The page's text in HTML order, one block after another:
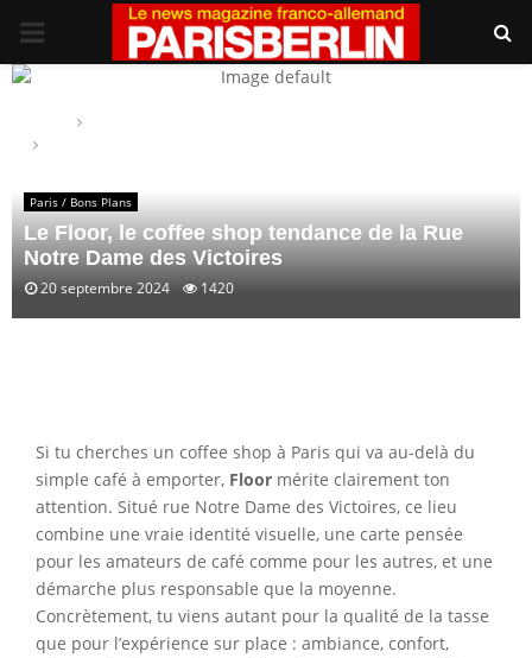
PRIMARY
MENU
Paris / Bons Plans
Le Floor, le coffee shop tendance de la Rue
Notre Dame des Victoires
20 septembre 2024 1420
Si tu cherches un coffee shop à Paris qui va au-delà du
simple café à emporter, Floor mérite clairement ton
attention. Situé rue Notre Dame des Victoires, ce lieu
combine une vraie identité visuelle, une carte pensée
pour les amateurs de café comme pour les autres, et une
démarche plus responsable que la moyenne.
Concrètement, tu viens autant pour la qualité de la tasse
que pour l’expérience sur place : ambiance, confort,